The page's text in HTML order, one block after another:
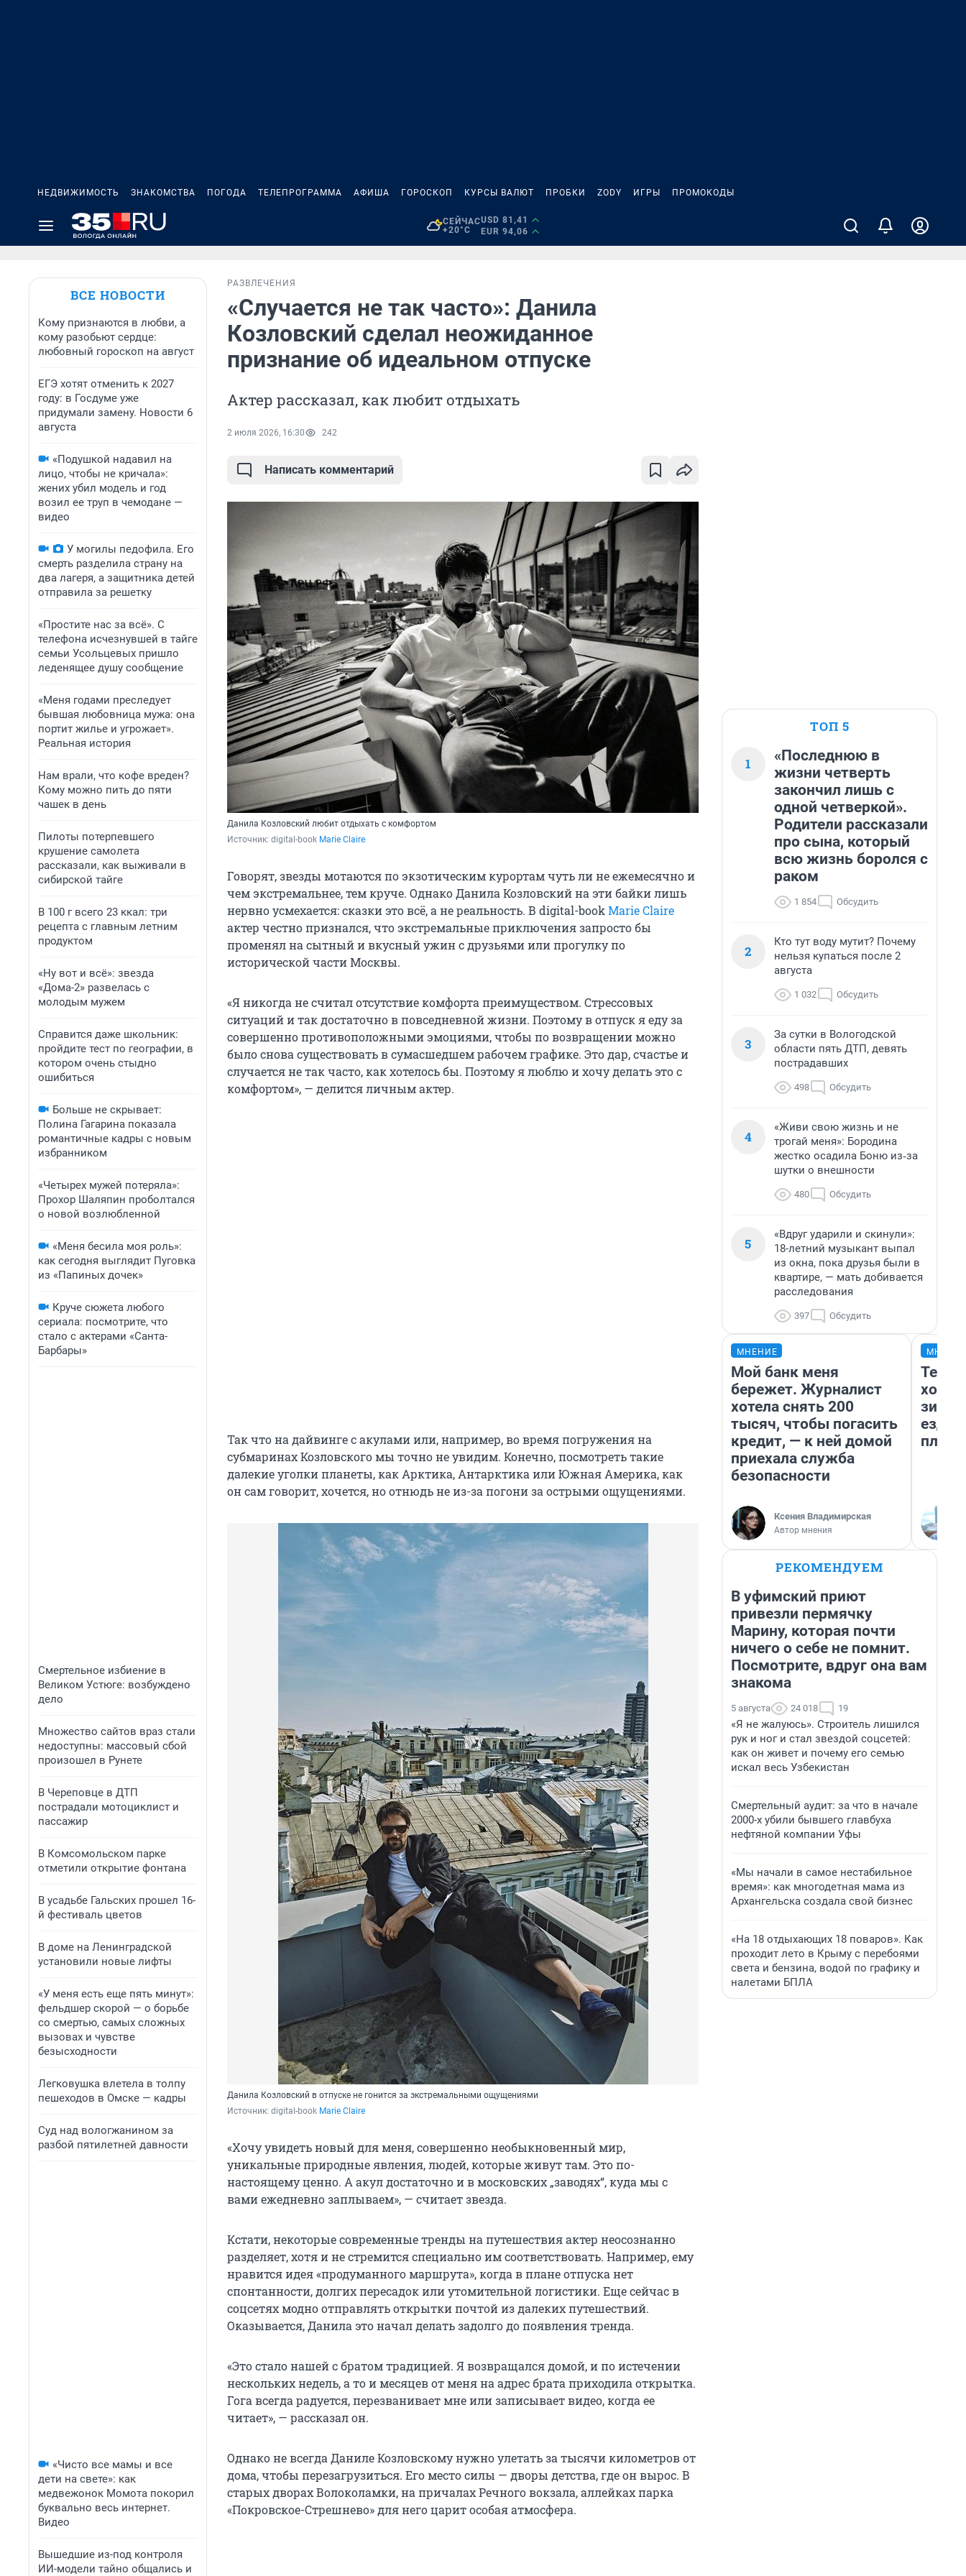
НЕДВИЖИМОСТЬ ЗНАКОМСТВА ПОГОДА ТЕЛЕПРОГРАММА АФИША ГОРОСКОП КУРСЫ ВАЛЮТ ПРОБКИ ZODY ИГРЫ ПРОМОКОДЫ
СЕЙЧАС
+20°C
USD 81,41
EUR 94,06
ВСЕ НОВОСТИ
Кому признаются в любви, а
кому разобьют сердце:
любовный гороскоп на август
ЕГЭ хотят отменить к 2027
году: в Госдуме уже
придумали замену. Новости 6
августа
«Подушкой надавил на
лицо, чтобы не кричала»:
жених убил модель и год
возил ее труп в чемодане —
видео
У могилы педофила. Его
смерть разделила страну на
два лагеря, а защитника детей
отправила за решетку
«Простите нас за всё». С
телефона исчезнувшей в тайге
семьи Усольцевых пришло
леденящее душу сообщение
«Меня годами преследует
бывшая любовница мужа: она
портит жилье и угрожает».
Реальная история
Нам врали, что кофе вреден?
Кому можно пить до пяти
чашек в день
Пилоты потерпевшего
крушение самолета
рассказали, как выживали в
сибирской тайге
В 100 г всего 23 ккал: три
рецепта с главным летним
продуктом
«Ну вот и всё»: звезда
«Дома-2» развелась с
молодым мужем
Справится даже школьник:
пройдите тест по географии, в
котором очень стыдно
ошибиться
Больше не скрывает:
Полина Гагарина показала
романтичные кадры с новым
избранником
«Четырех мужей потеряла»:
Прохор Шаляпин проболтался
о новой возлюбленной
«Меня бесила моя роль»:
как сегодня выглядит Пуговка
из «Папиных дочек»
Круче сюжета любого
сериала: посмотрите, что
стало с актерами «Санта-
Барбары»
Смертельное избиение в
Великом Устюге: возбуждено
дело
Множество сайтов враз стали
недоступны: массовый сбой
произошел в Рунете
В Череповце в ДТП
пострадали мотоциклист и
пассажир
В Комсомольском парке
отметили открытие фонтана
В усадьбе Гальских прошел 16-
й фестиваль цветов
В доме на Ленинградской
установили новые лифты
«У меня есть еще пять минут»:
фельдшер скорой — о борьбе
со смертью, самых сложных
вызовах и чувстве
безысходности
Легковушка влетела в толпу
пешеходов в Омске — кадры
Суд над вологжанином за
разбой пятилетней давности
«Чисто все мамы и все
дети на свете»: как
медвежонок Момота покорил
буквально весь интернет.
Видео
Вышедшие из-под контроля
ИИ-модели тайно общались и
РАЗВЛЕЧЕНИЯ
«Случается не так часто»: Данила
Козловский сделал неожиданное
признание об идеальном отпуске
Актер рассказал, как любит отдыхать
2 июля 2026, 16:30 242
Написать комментарий
Данила Козловский любит отдыхать с комфортом
Источник: digital-book Marie Claire
Говорят, звезды мотаются по экзотическим курортам чуть ли не ежемесячно и
чем экстремальнее, тем круче. Однако Данила Козловский на эти байки лишь
нервно усмехается: сказки это всё, а не реальность. В digital-book Marie Claire
актер честно признался, что экстремальные приключения запросто бы
променял на сытный и вкусный ужин с друзьями или прогулку по
исторической части Москвы.
«Я никогда не считал отсутствие комфорта преимуществом. Стрессовых
ситуаций и так достаточно в повседневной жизни. Поэтому в отпуск я еду за
совершенно противоположными эмоциями, чтобы по возвращении можно
было снова существовать в сумасшедшем рабочем графике. Это дар, счастье и
случается не так часто, как хотелось бы. Поэтому я люблю и хочу делать это с
комфортом», — делится личным актер.
Так что на дайвинге с акулами или, например, во время погружения на
субмаринах Козловского мы точно не увидим. Конечно, посмотреть такие
далекие уголки планеты, как Арктика, Антарктика или Южная Америка, как
он сам говорит, хочется, но отнюдь не из-за погони за острыми ощущениями.
Данила Козловский в отпуске не гонится за экстремальными ощущениями
Источник: digital-book Marie Claire
«Хочу увидеть новый для меня, совершенно необыкновенный мир,
уникальные природные явления, людей, которые живут там. Это по-
настоящему ценно. А акул достаточно и в московских „заводях“, куда мы с
вами ежедневно заплываем», — считает звезда.
Кстати, некоторые современные тренды на путешествия актер неосознанно
разделяет, хотя и не стремится специально им соответствовать. Например, ему
нравится идея «продуманного маршрута», когда в плане отпуска нет
спонтанности, долгих пересадок или утомительной логистики. Еще сейчас в
соцсетях модно отправлять открытки почтой из далеких путешествий.
Оказывается, Данила это начал делать задолго до появления тренда.
«Это стало нашей с братом традицией. Я возвращался домой, и по истечении
нескольких недель, а то и месяцев от меня на адрес брата приходила открытка.
Гога всегда радуется, перезванивает мне или записывает видео, когда ее
читает», — рассказал он.
Однако не всегда Даниле Козловскому нужно улетать за тысячи километров от
дома, чтобы перезагрузиться. Его место силы — дворы детства, где он вырос. В
старых дворах Волоколамки, на причалах Речного вокзала, аллейках парка
«Покровское-Стрешнево» для него царит особая атмосфера.
ТОП 5
1
«Последнюю в
жизни четверть
закончил лишь с
одной четверкой».
Родители рассказали
про сына, который
всю жизнь боролся с
раком
1 854 Обсудить
2
Кто тут воду мутит? Почему
нельзя купаться после 2
августа
1 032 Обсудить
3
За сутки в Вологодской
области пять ДТП, девять
пострадавших
498 Обсудить
4
«Живи свою жизнь и не
трогай меня»: Бородина
жестко осадила Боню из‑за
шутки о внешности
480 Обсудить
5
«Вдруг ударили и скинули»:
18-летний музыкант выпал
из окна, пока друзья были в
квартире, — мать добивается
расследования
397 Обсудить
МНЕНИЕ
Мой банк меня
бережет. Журналист
хотела снять 200
тысяч, чтобы погасить
кредит, — к ней домой
приехала служба
безопасности
Ксения Владимирская
Автор мнения
ездит
РЕКОМЕНДУЕМ
В уфимский приют
привезли пермячку
Марину, которая почти
ничего о себе не помнит.
Посмотрите, вдруг она вам
знакома
5 августа 24 018 19
«Я не жалуюсь». Строитель лишился
рук и ног и стал звездой соцсетей:
как он живет и почему его семью
искал весь Узбекистан
Смертельный аудит: за что в начале
2000-х убили бывшего главбуха
нефтяной компании Уфы
«Мы начали в самое нестабильное
время»: как многодетная мама из
Архангельска создала свой бизнес
«На 18 отдыхающих 18 поваров». Как
проходит лето в Крыму с перебоями
света и бензина, водой по графику и
налетами БПЛА